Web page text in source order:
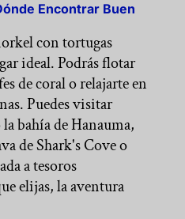
Encontrar Buen
con tortugas
ideal. Podrás flotar
de coral o relajarte en
Puedes visitar
bahía de Hanauma,
de Shark's Cove o
a tesoros
elijas, la aventura